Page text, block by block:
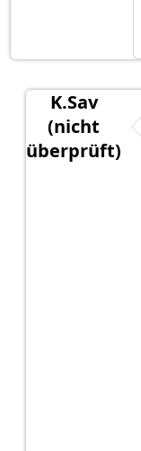
K.Sav
(nicht
überprüft)